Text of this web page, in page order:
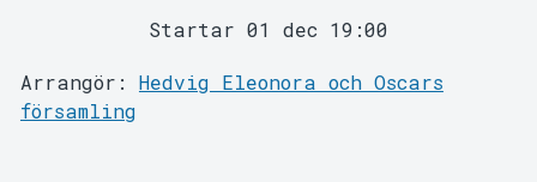
Startar 01 dec 19:00
Arrangör: Hedvig Eleonora och Oscars
församling